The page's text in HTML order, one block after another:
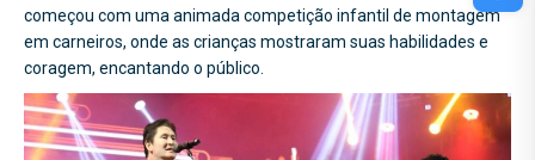
começou com uma animada competição infantil de montagem
em carneiros, onde as crianças mostraram suas habilidades e
coragem, encantando o público.